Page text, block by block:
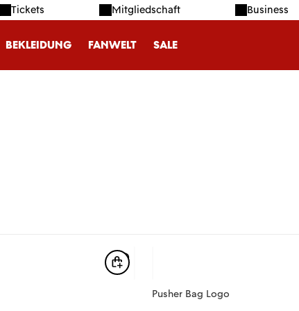
Tickets Mitgliedschaft Business
BEKLEIDUNG FANWELT SALE
Pusher Bag Logo